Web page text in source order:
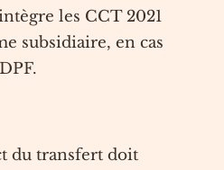
les CCT 2021
subsidiaire, en cas
du transfert doit